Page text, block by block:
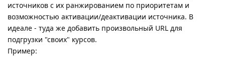
источников с их ранжированием по приоритетам и
возможностью активации/деактивации источника. В
идеале - туда же добавить произвольный URL для
подгрузки "своих" курсов.
Пример: